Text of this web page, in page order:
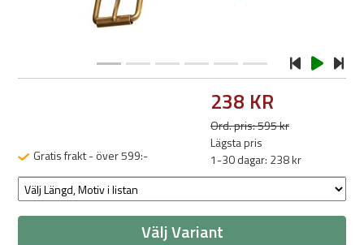
Gratis frakt - över 599:-
238 KR
Ord. pris: 595 kr
Lägsta pris
1-30 dagar: 238 kr
Välj Variant